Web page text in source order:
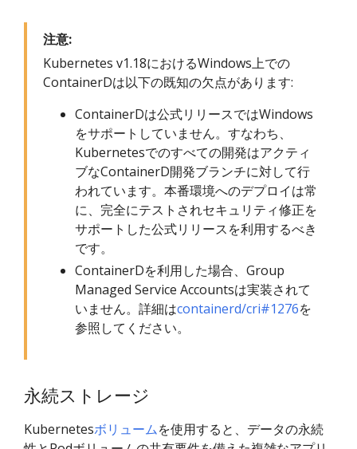
注意:
Kubernetes v1.18におけるWindows上での
ContainerDは以下の既知の欠点があります:
ContainerDは公式リリースではWindows
をサポートしていません。すなわち、
Kubernetesでのすべての開発はアクティ
ブなContainerD開発ブランチに対して行
われています。本番環境へのデプロイは常
に、完全にテストされセキュリティ修正を
サポートした公式リリースを利用するべき
です。
ContainerDを利用した場合、Group
Managed Service Accountsは実装されて
いません。詳細はcontainerd/cri#1276を
参照してください。
永続ストレージ
Kubernetesボリュームを使用すると、データの永続